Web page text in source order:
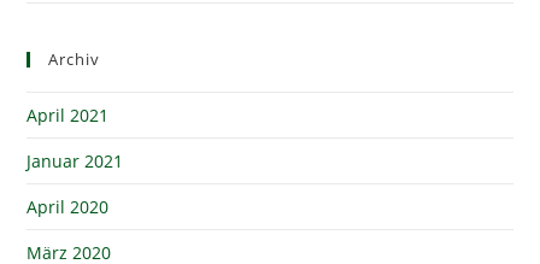
Archiv
April 2021
Januar 2021
April 2020
März 2020